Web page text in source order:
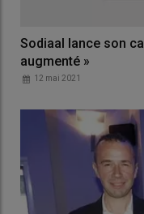
Sodiaal lance son
augmenté »
12 mai 2021